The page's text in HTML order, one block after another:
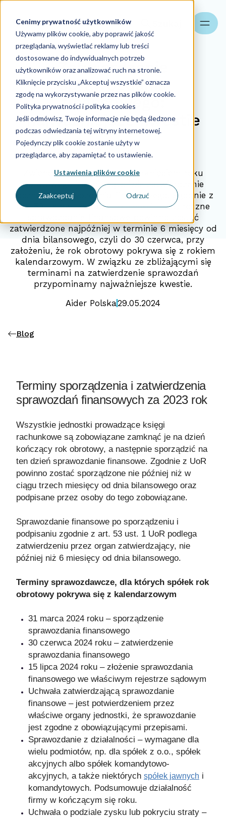
Cenimy prywatność użytkowników
Używamy plików cookie, aby poprawić jakość
przeglądania, wyświetlać reklamy lub treści
dostosowane do indywidualnych potrzeb
użytkowników oraz analizować ruch na stronie.
Kliknięcie przycisku „Akceptuj wszystkie” oznacza
zgodę na wykorzystywanie przez nas plików cookie.
Polityka prywatności i polityka cookies
Jeśli odmówisz, Twoje informacje nie będą śledzone
podczas odwiedzania tej witryny internetowej.
Pojedynczy plik cookie zostanie użyty w
przeglądarce, aby zapamiętać to ustawienie.
Ustawienia plików cookie
Zaakceptuj Odrzuć
Zatwierdzenie
sprawozdania
finansowego:
najważniejsze kwestie
29.05.2024
Zwieńczeniem prac nad zamknięciem roku
obrotowego jest niewątpliwie zatwierdzenie
rocznego sprawozdania finansowego. Zgodnie z
art. 53 Ustawy o Rachunkowości (UoR) roczne
sprawozdanie finansowe powinno zostać
zatwierdzone najpóźniej w terminie 6 miesięcy od
dnia bilansowego, czyli do 30 czerwca, przy
założeniu, że rok obrotowy pokrywa się z rokiem
kalendarzowym. W związku ze zbliżającymi się
terminami na zatwierdzenie sprawozdań
przypominamy najważniejsze kwestie.
Aider Polska29.05.2024
Blog
Terminy sporządzenia i zatwierdzenia
sprawozdań finansowych za 2023 rok
Wszystkie jednostki prowadzące księgi
rachunkowe są zobowiązane zamknąć je na dzień
kończący rok obrotowy, a następnie sporządzić na
ten dzień sprawozdanie finansowe. Zgodnie z UoR
powinno zostać sporządzone nie później niż w
ciągu trzech miesięcy od dnia bilansowego oraz
podpisane przez osoby do tego zobowiązane.
Sprawozdanie finansowe po sporządzeniu i
podpisaniu zgodnie z art. 53 ust. 1 UoR podlega
zatwierdzeniu przez organ zatwierdzający, nie
później niż 6 miesięcy od dnia bilansowego.
Terminy sprawozdawcze, dla których spółek rok
obrotowy pokrywa się z kalendarzowym
31 marca 2024 roku – sporządzenie
sprawozdania finansowego
30 czerwca 2024 roku – zatwierdzenie
sprawozdania finansowego
15 lipca 2024 roku – złożenie sprawozdania
finansowego we właściwym rejestrze sądowym
Uchwała zatwierdzającą sprawozdanie
finansowe – jest potwierdzeniem przez
właściwe organy jednostki, że sprawozdanie
jest zgodne z obowiązującymi przepisami.
Sprawozdanie z działalności – wymagane dla
wielu podmiotów, np. dla spółek z o.o., spółek
akcyjnych albo spółek komandytowo-
akcyjnych, a także niektórych spółek jawnych i
komandytowych. Podsumowuje działalność
firmy w kończącym się roku.
Uchwała o podziale zysku lub pokryciu straty –